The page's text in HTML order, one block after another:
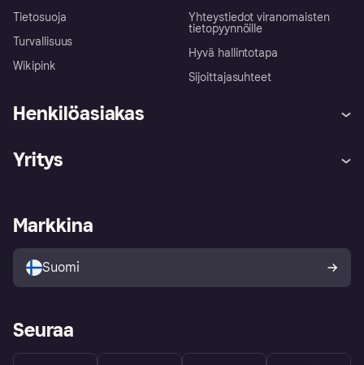
Tietosuoja
Turvallisuus
Wikipink
Yhteystiedot viranomaisten
tietopyynnöille
Hyvä hallintotapa
Sijoittajasuhteet
Henkilöasiakas
Kirjaudu sisään
Tutustu kauppoihin
Ostajan turva
Yritys
Kirjaudu sisään yrityksenä
Markkina
Suomi
Seuraa